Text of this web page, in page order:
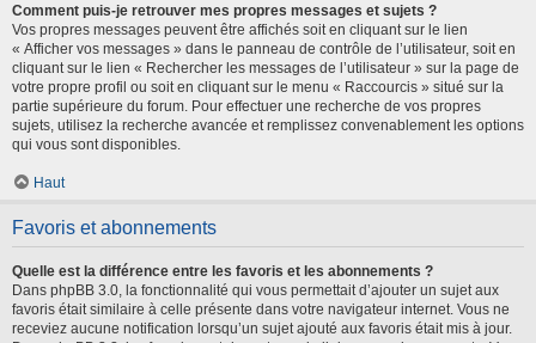
Comment puis-je retrouver mes propres messages et sujets ?
Vos propres messages peuvent être affichés soit en cliquant sur le lien
« Afficher vos messages » dans le panneau de contrôle de l’utilisateur, soit en
cliquant sur le lien « Rechercher les messages de l’utilisateur » sur la page de
votre propre profil ou soit en cliquant sur le menu « Raccourcis » situé sur la
partie supérieure du forum. Pour effectuer une recherche de vos propres
sujets, utilisez la recherche avancée et remplissez convenablement les options
qui vous sont disponibles.
Haut
Favoris et abonnements
Quelle est la différence entre les favoris et les abonnements ?
Dans phpBB 3.0, la fonctionnalité qui vous permettait d’ajouter un sujet aux
favoris était similaire à celle présente dans votre navigateur internet. Vous ne
receviez aucune notification lorsqu’un sujet ajouté aux favoris était mis à jour.